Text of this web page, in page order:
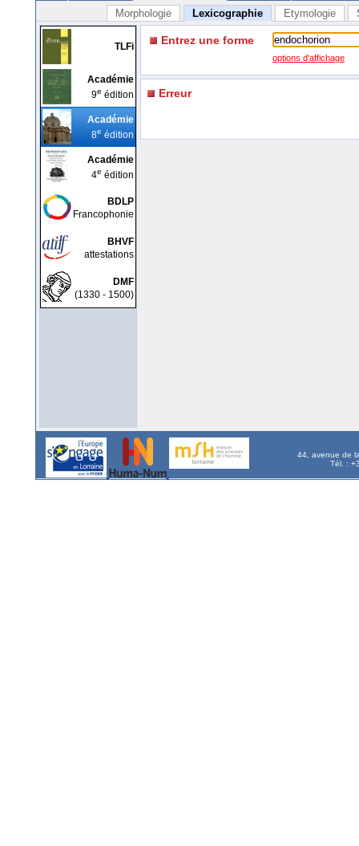
Morphologie Lexicographie Etymologie
TLFi
Académie
9e édition
Académie
8e édition
Académie
4e édition
BDLP
Francophonie
BHVF
attestations
DMF
(1330 - 1500)
Entrez une forme
options d'affichage
Erreur
44, avenue de
Tél. :